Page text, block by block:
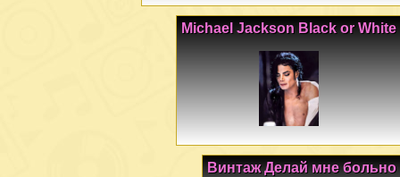
Michael Jackson Black or White
Винтаж Делай мне больно